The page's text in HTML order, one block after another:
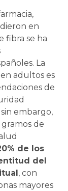
en
fibra se ha
La
adultos es
de
embargo,
gramos de
de los
del
, con
mayores